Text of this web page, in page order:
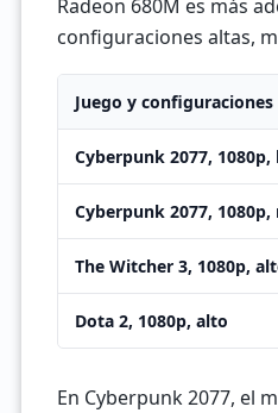
Radeon 680M es más
configuraciones altas,
Juego y configuraciones
Cyberpunk 2077, 1080p,
Cyberpunk 2077, 1080p,
The Witcher 3, 1080p,
Dota 2, 1080p, alto
En Cyberpunk 2077, el